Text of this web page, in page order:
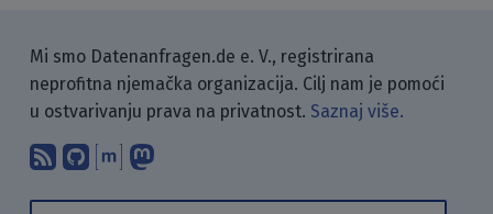
Mi smo Datenanfragen.de e. V., registrirana
neprofitna njemačka organizacija. Cilj nam je pomoći
u ostvarivanju prava na privatnost. Saznaj više.
Pretplati se na naš blog koristeći
Pronađi nas na GitHubu.
Raspravljaj s nama putem